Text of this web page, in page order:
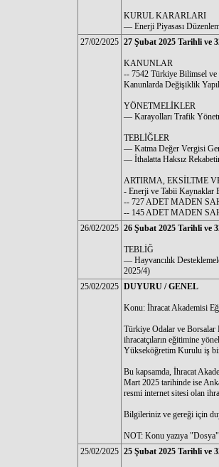
KURUL KARARLARI
–– Enerji Piyasası
27/02/2025 27 Şubat 2025 Tarihli ve
KANUNLAR
-- 7542 Türkiye Bilimsel ve
Kanunlarda Değişiklik
YÖNETMELİKLER
–– Karayolları Trafik
TEBLİĞLER
–– Katma Değer Vergisi
–– İthalatta Haksız
ARTIRMA, EKSİLTME
- Enerji ve Tabii Kaynaklar
-- 727 ADET MADEN
-- 145 ADET MADEN
26/02/2025 26 Şubat 2025 Tarihli ve
TEBLİĞ
–– Hayvancılık
2025/4)
25/02/2025 DUYURU / GENEL
Konu: İhracat Akademisi
Türkiye Odalar ve Borsalar
ihracatçıların eğitimine
Yükseköğretim Kurulu iş
Bu kapsamda, İhracat
Mart 2025 tarihinde ise
resmi internet sitesi olan
Bilgileriniz ve gereği için
NOT: Konu yazıya
25/02/2025 25 Şubat 2025 Tarihli ve